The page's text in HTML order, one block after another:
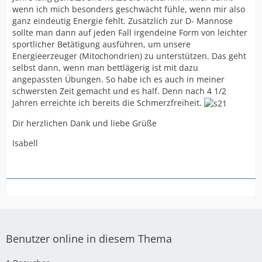
auch schlaflose Nächte waren die Hölle. Ich habe dann
Wege gefunden die Sympomatik ohne Guai (da kannte
ich das noch nicht) wesentlich zu lindern und über
immer längere Zeiträume einen klaren Kopf und
Schmerzfreiheit zu bekommen. Allerdings kamen und
kommen immer noch Schmerzattacken - ich vermute es
ist das, was ihr hier Blockierung nennt und ich bin
diesbezüglich total hellhörig geworden, als ich von der
Guaifenesintherapie gehört habe.
Aber zurück zu meinem Selbstversuch:
Ich habe heute morgen nochmal 300 mg Guai
(ein kleines Glas anstelle eines großen - schluchz), eine
gemixt gefrühstückt. Innerhalb von 10 min. bekam ich
wenn ich mich besonders geschwächt fühle, wenn mir also
ganz eindeutig Energie fehlt. Zusätzlich zur D- Mannose
sollte man dann auf jeden Fall irgendeine Form von leichter
sportlicher Betätigung ausführen, um unsere
Energieerzeuger (Mitochondrien) zu unterstützen. Das geht
selbst dann, wenn man bettlägerig ist mit dazu
angepassten Übungen. So habe ich es auch in meiner
schwersten Zeit gemacht und es half. Denn nach 4 1/2
Jahren erreichte ich bereits die Schmerzfreiheit.
Dir herzlichen Dank und liebe Grüße
Isabell
Benutzer online in diesem Thema